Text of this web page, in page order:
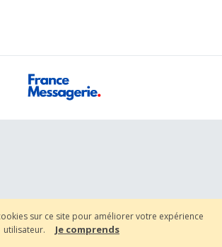
sur ce site pour améliorer votre expérience
utilisateur.
Je comprends